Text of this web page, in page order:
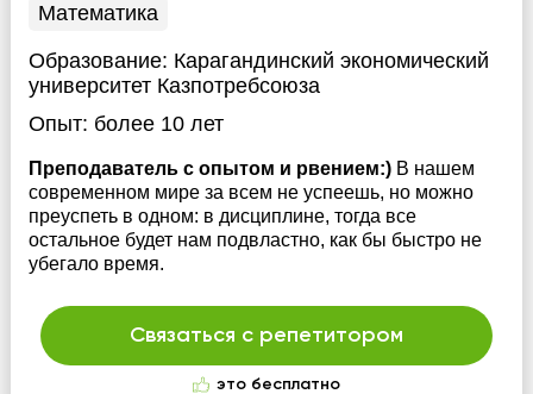
Математика
Образование: Карагандинский экономический
университет Казпотребсоюза
Опыт: более 10 лет
Преподаватель с опытом и рвением:) В нашем
современном мире за всем не успеешь, но можно
преуспеть в одном: в дисциплине, тогда все
остальное будет нам подвластно, как бы быстро не
убегало время.
Связаться с репетитором
это бесплатно